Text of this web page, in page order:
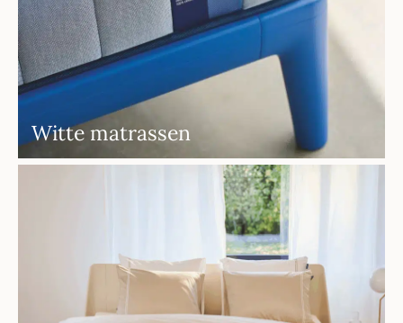
Witte matrassen